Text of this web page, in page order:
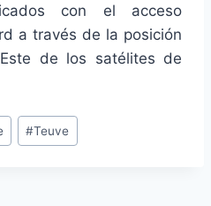
con el acceso
a través de la posición
de los satélites de
#Teuve